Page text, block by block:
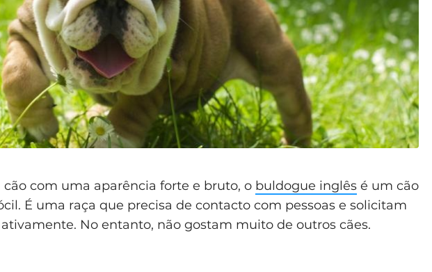
cão com uma aparência forte e bruto, o buldogue inglês é um cão
É uma raça que precisa de contacto com pessoas e solicitam
No entanto, não gostam muito de outros cães.